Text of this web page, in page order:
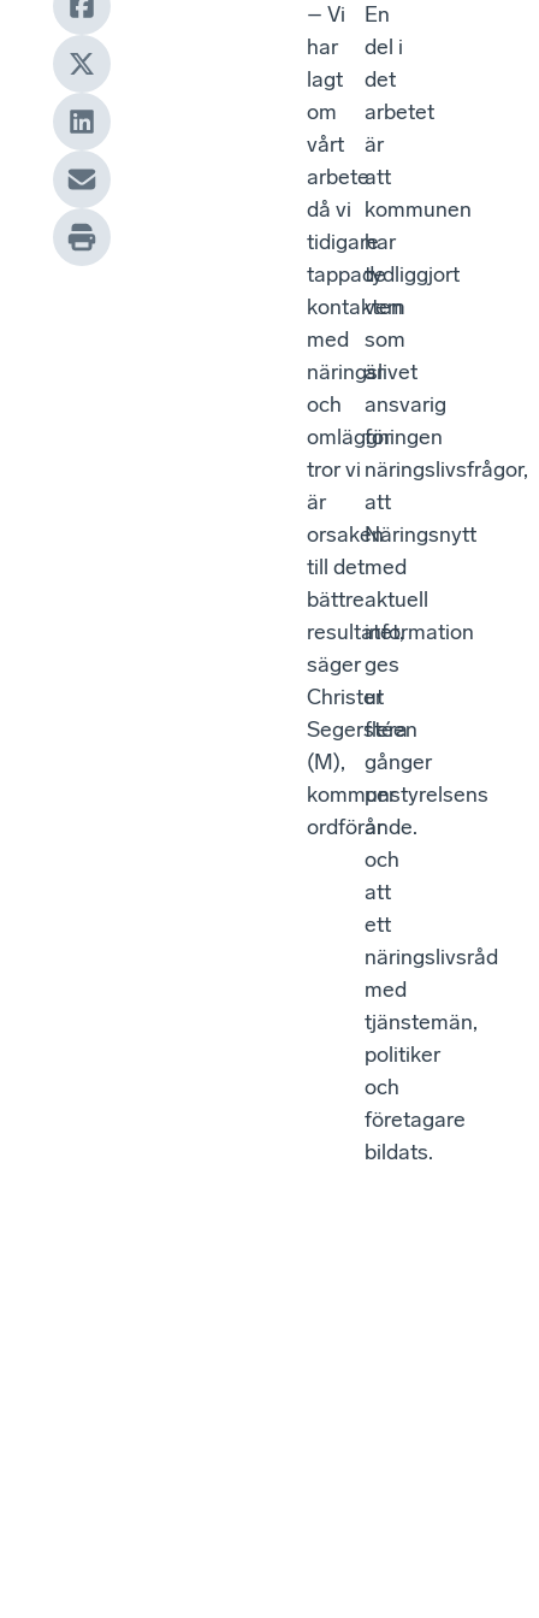
– Vi
har
lagt
om
vårt
arbete
då vi
tidigare
tappade
kontakten
med
näringslivet
och
omläggningen
tror vi
är
orsaken
till det
bättre
resultatet,
säger
Christer
Segerstéen
(M),
kommunstyrelsens
ordförande.
En
del i
det
arbetet
är
att
kommunen
har
tydliggjort
vem
som
är
ansvarig
för
näringslivsfrågor,
att
Näringsnytt
med
aktuell
information
ges
ut
flera
gånger
per
år
och
att
ett
näringslivsråd
med
tjänstemän,
politiker
och
företagare
bildats.